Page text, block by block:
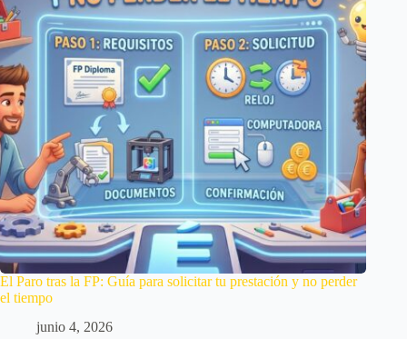
El Paro tras la FP: Guía para solicitar tu prestación y no perder
el tiempo
junio 4, 2026